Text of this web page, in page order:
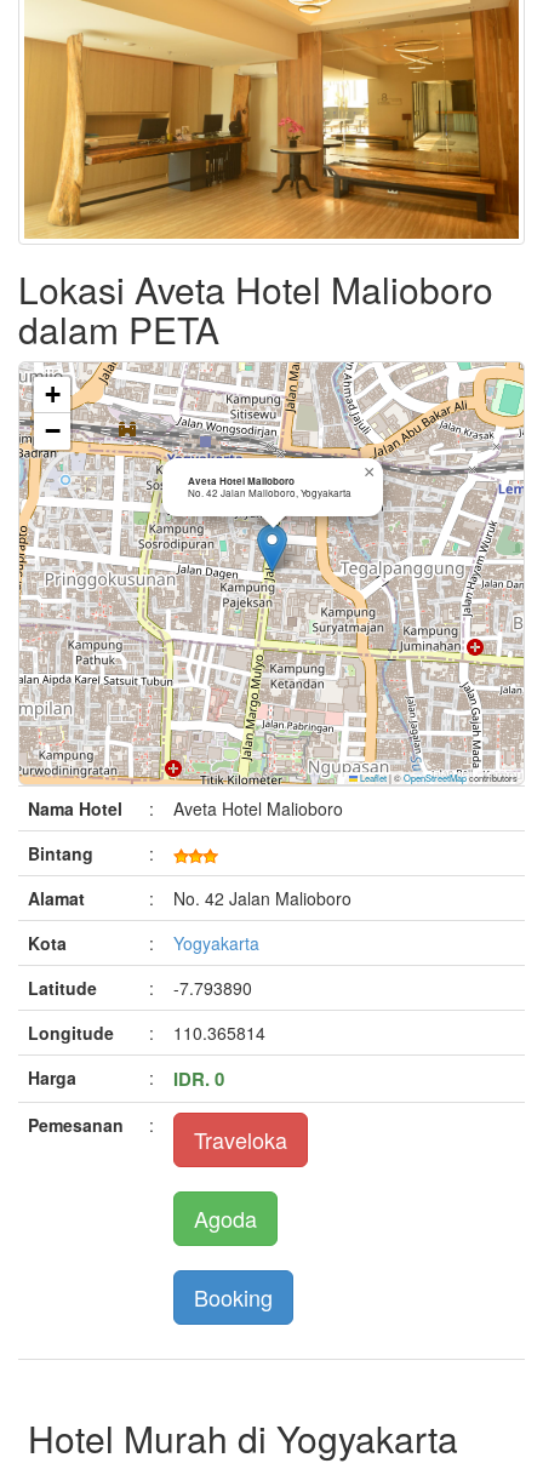
Lokasi Aveta Hotel Malioboro
dalam PETA
Aveta Hotel Malioboro
No. 42 Jalan Malioboro, Yogyakarta
×
+
−
Leaflet|©OpenStreetMapcontributors
Nama Hotel :
Aveta Hotel Malioboro
Bintang
:
Alamat
:
No. 42 Jalan Malioboro
Kota
:
Yogyakarta
Latitude
:
-7.793890
Longitude
:
110.365814
Harga
: IDR. 0
Pemesanan : Traveloka
Agoda
Booking
Hotel Murah di Yogyakarta